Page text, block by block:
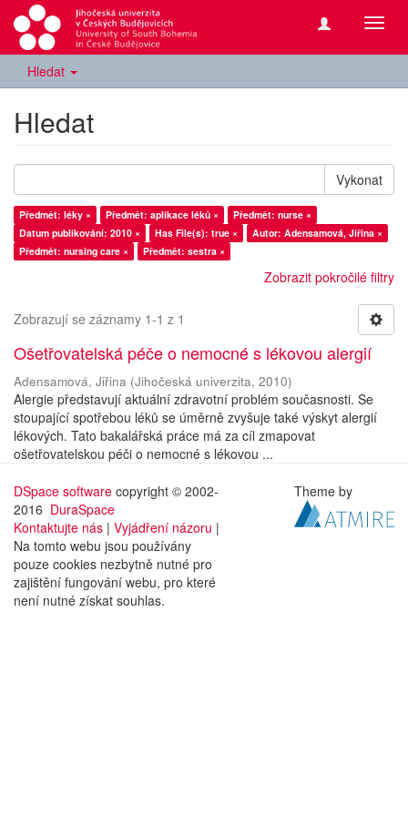
Hledat
Hledat
Vykonat
Předmět: léky × Předmět: aplikace léků ×
Předmět: nurse ×
Datum publikování: 2010 ×
Has File(s): true ×
Autor: Adensamová, Jiřina ×
Předmět: nursing care ×
Předmět: sestra ×
Zobrazit pokročilé filtry
Zobrazují se záznamy 1-1 z 1
Ošetřovatelská péče o nemocné s lékovou alergií
Adensamová, Jiřina (Jihočeská univerzita, 2010)
Alergie představují aktuální zdravotní problém současnosti. Se
stoupající spotřebou léků se úměrně zvyšuje také výskyt alergií
lékových. Tato bakalářská práce má za cíl zmapovat
ošetřovatelskou péči o nemocné s lékovou ...
DSpace software copyright © 2002-
2016 DuraSpace
Kontaktujte nás | Vyjádření názoru |
Na tomto webu jsou používány
pouze cookies nezbytně nutné pro
zajištění fungování webu, pro které
není nutné získat souhlas.
Theme by